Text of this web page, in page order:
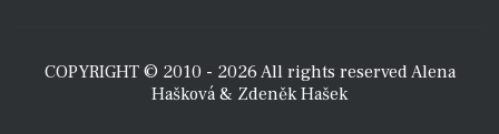
COPYRIGHT © 2010 - 2026 All rights reserved Alena
Hašková & Zdeněk Hašek